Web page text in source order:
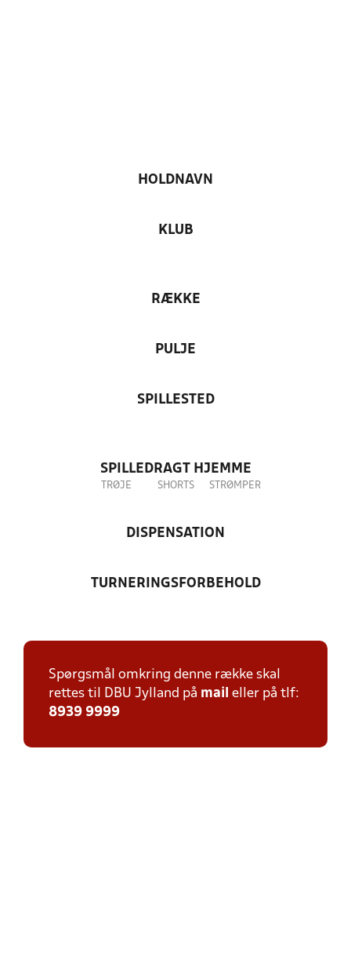
HOLDNAVN
KLUB
RÆKKE
PULJE
SPILLESTED
SPILLEDRAGT HJEMME
TRØJE SHORTS STRØMPER
DISPENSATION
TURNERINGSFORBEHOLD
Spørgsmål omkring denne række skal
rettes til DBU Jylland på mail eller på tlf:
8939 9999